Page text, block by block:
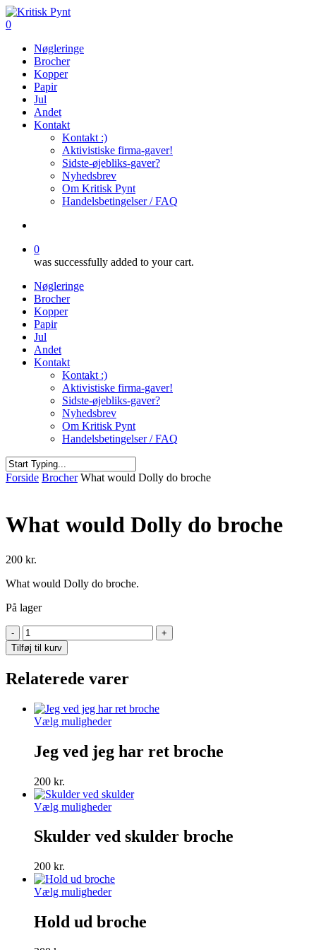
Skip
to
content
search
0
Nøgleringe
Brocher
Kopper
Papir
Jul
Andet
Kontakt
Kontakt :)
Aktivistiske firma-gaver!
Sidste-øjebliks-gaver?
Nyhedsbrev
Om Kritisk Pynt
Handelsbetingelser / FAQ
0
was successfully added to your cart.
Nøgleringe
Brocher
Kopper
Papir
Jul
Andet
Kontakt
Kontakt :)
Aktivistiske firma-gaver!
Sidste-øjebliks-gaver?
Nyhedsbrev
Om Kritisk Pynt
Handelsbetingelser / FAQ
Close
Forside Brocher What would Dolly do broche
What would Dolly do broche
200 kr.
What would Dolly do broche.
På lager
What
would
Dolly
broche
Tilføj til kurv
Relaterede varer
Vælg mulighederDette
har
flere
kan
vælges
varesiden
Jeg ved jeg har ret broche
200 kr.
Vælg mulighederDette
har
flere
kan
vælges
varesiden
Skulder ved skulder broche
200 kr.
Vælg mulighederDette
flere
Hold ud broche